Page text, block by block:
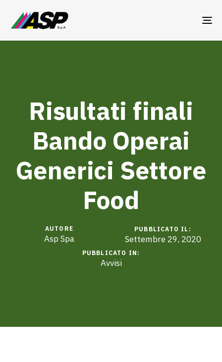
Risultati finali
Bando Operai
Generici Settore
Food
AUTORE
Asp Spa
PUBBLICATO IL:
Settembre 29, 2020
PUBBLICATO IN:
Avvisi